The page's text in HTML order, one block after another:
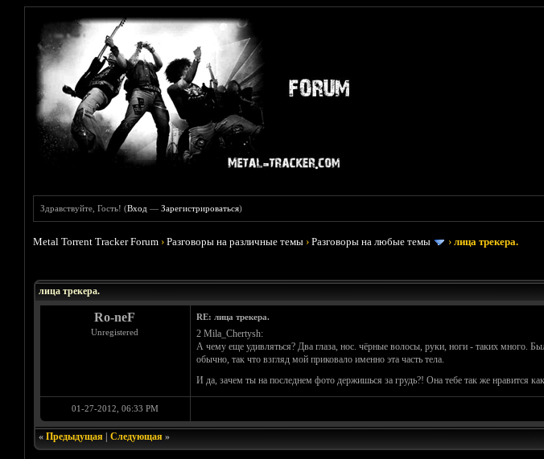
Здравствуйте, Гость! (Вход —Зарегистрироваться)
Metal Torrent Tracker Forum ›Разговоры на различные темы ›Разговоры на любые темы ›лица трекера.
лица трекера.
Ro-neF
Unregistered
RE: лица трекера.
2 Mila_Chertysh:
А чему еще удивляться? Два глаза, нос. чёрные волосы, руки, ноги - таких много.
обычно, так что взгляд мой приковало именно эта часть тела.
И да, зачем ты на последнем фото держишься за грудь?! Она тебе так же нравится
01-27-2012, 06:33 PM
« Предыдущая| Следующая»